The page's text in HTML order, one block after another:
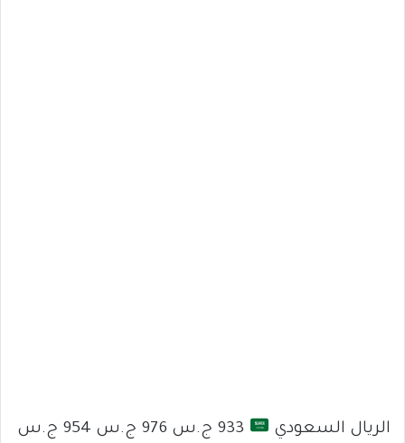
الريال السعودي